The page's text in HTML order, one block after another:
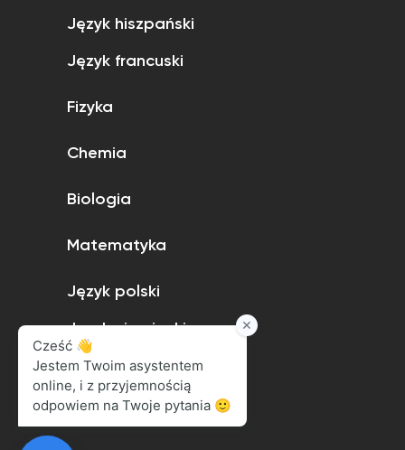
Język hiszpański
Język francuski
Fizyka
Chemia
Biologia
Matematyka
Język polski
Język niemiecki
Język angielski